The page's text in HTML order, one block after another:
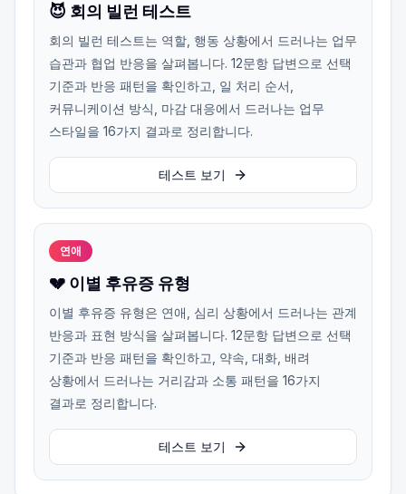
😈 회의 빌런 테스트
회의 빌런 테스트는 역할, 행동 상황에서 드러나는 업무
습관과 협업 반응을 살펴봅니다. 12문항 답변으로 선택
기준과 반응 패턴을 확인하고, 일 처리 순서,
커뮤니케이션 방식, 마감 대응에서 드러나는 업무
스타일을 16가지 결과로 정리합니다.
테스트 보기
연애
💔 이별 후유증 유형
이별 후유증 유형은 연애, 심리 상황에서 드러나는 관계
반응과 표현 방식을 살펴봅니다. 12문항 답변으로 선택
기준과 반응 패턴을 확인하고, 약속, 대화, 배려
상황에서 드러나는 거리감과 소통 패턴을 16가지
결과로 정리합니다.
테스트 보기